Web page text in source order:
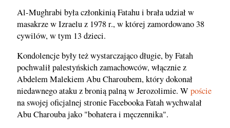
Al-Mughrabi była członkinią Fatahu i brała udział w
masakrze w Izraelu z 1978 r., w której zamordowano 38
cywilów, w tym 13 dzieci.
Kondolencje były też wystarczająco długie, by Fatah
pochwalił palestyńskich zamachowców, włącznie z
Abdelem Malekiem Abu Charoubem, który dokonał
niedawnego ataku z bronią palną w Jerozolimie. Wpoście
na swojej oficjalnej stronie Facebooka Fatah wychwalał
Abu Charouba jako "bohatera i męczennika".